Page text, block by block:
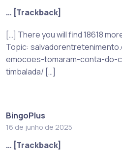
… [Trackback]
[…] There you will find 18618
Topic:
emocoes-tomaram-conta-do-
timbalada/ […]
BingoPlus
16 de junho de 2025
… [Trackback]